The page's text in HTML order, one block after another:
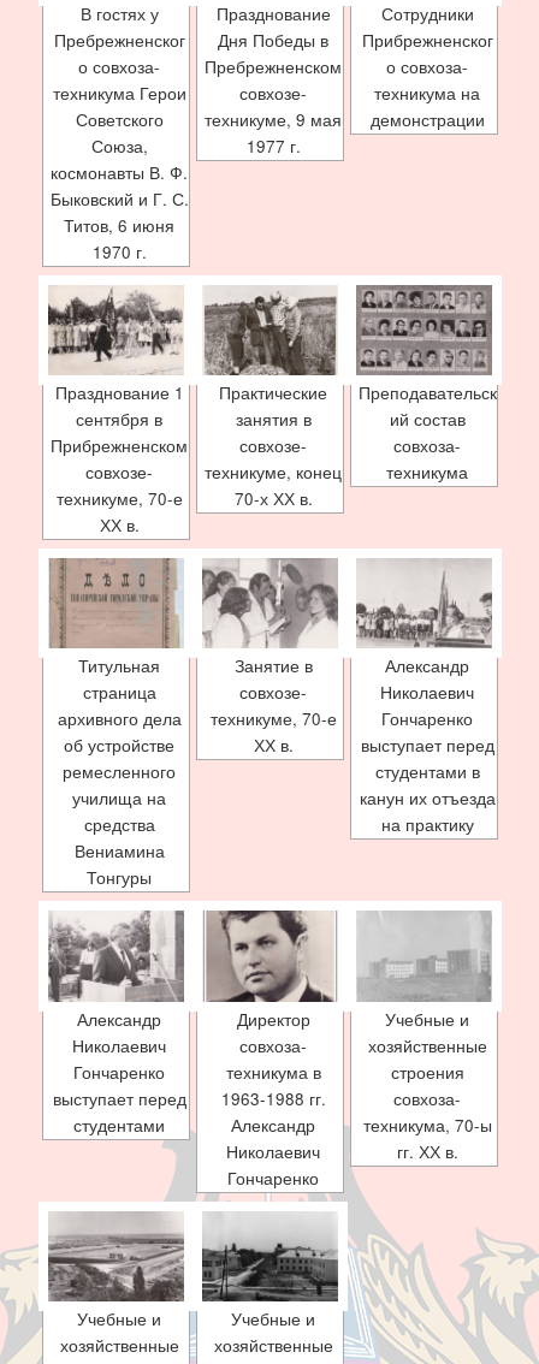
В гостях у
Пребрежненског
о совхоза-
техникума Герои
Советского
Союза,
космонавты В. Ф.
Быковский и Г. С.
Титов, 6 июня
1970 г.
Празднование
Дня Победы в
Пребрежненском
совхозе-
техникуме, 9 мая
1977 г.
Сотрудники
Прибрежненског
о совхоза-
техникума на
демонстрации
Празднование 1
сентября в
Прибрежненском
совхозе-
техникуме, 70-е
ХХ в.
Практические
занятия в
совхозе-
техникуме, конец
70-х ХХ в.
Преподавательск
ий состав
совхоза-
техникума
Титульная
страница
архивного дела
об устройстве
ремесленного
училища на
средства
Вениамина
Тонгуры
Занятие в
совхозе-
техникуме, 70-е
ХХ в.
Александр
Николаевич
Гончаренко
выступает перед
студентами в
канун их отъезда
на практику
Александр
Николаевич
Гончаренко
выступает перед
студентами
Директор
совхоза-
техникума в
1963-1988 гг.
Александр
Николаевич
Гончаренко
Учебные и
хозяйственные
строения
совхоза-
техникума, 70-ы
гг. ХХ в.
Учебные и
хозяйственные
Учебные и
хозяйственные